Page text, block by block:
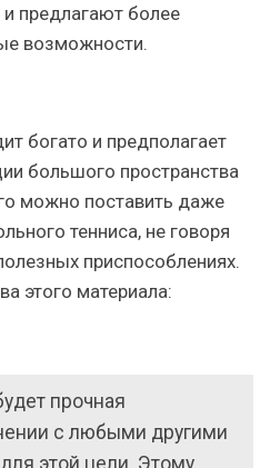
и предлагают более
возможности.
богато и предполагает
большого пространства
можно поставить даже
тенниса, не говоря
приспособлениях.
этого материала:
прочная
с любыми другими
этой цели. Этому